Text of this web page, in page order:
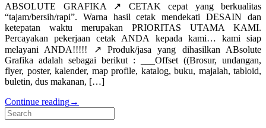
ABSOLUTE GRAFIKA ↗️ CETAK cepat yang berkualitas
“tajam/bersih/rapi”. Warna hasil cetak mendekati DESAIN dan
ketepatan waktu merupakan PRIORITAS UTAMA KAMI.
Percayakan pekerjaan cetak ANDA kepada kami… kami siap
melayani ANDA!!!!! ↗️ Produk/jasa yang dihasilkan ABsolute
Grafika adalah sebagai berikut : ___Offset ((Brosur, undangan,
flyer, poster, kalender, map profile, katalog, buku, majalah, tabloid,
buletin, dus makanan, […]
Continue reading→
Search
for: